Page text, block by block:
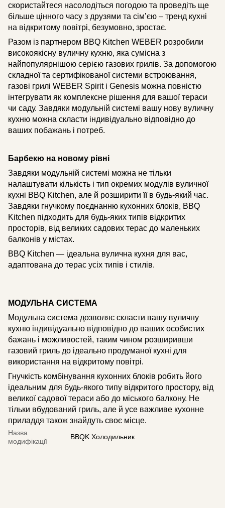
скористайтеся насолодіться погодою та проведіть ще
більше цінного часу з друзями та сім’єю – тренд кухні
на відкритому повітрі, безумовно, зростає.
Разом із партнером BBQ Kitchen WEBER розробили
високоякісну вуличну кухню, яка сумісна з
найпопулярнішою серією газових грилів. За допомогою
складної та сертифікованої системи встроювання,
газові грилі WEBER Spirit і Genesis можна повністю
інтегрувати як комплексне рішення для вашої тераси
чи саду. Завдяки модульній системі вашу нову вуличну
кухню можна скласти індивідуально відповідно до
ваших побажань і потреб.
Барбекю на новому рівні
Завдяки модульній системі можна не тільки
налаштувати кількість і тип окремих модулів вуличної
кухні BBQ Kitchen, але й розширити її в будь-який час.
Завдяки гнучкому поєднанню кухонних блоків, BBQ
Kitchen підходить для будь-яких типів відкритих
просторів, від великих садових терас до маленьких
балконів у містах.
BBQ Kitchen — ідеальна вулична кухня для вас,
адаптована до терас усіх типів і стилів.
МОДУЛЬНА СИСТЕМА
Модульна система дозволяє скласти вашу вуличну
кухню індивідуально відповідно до ваших особистих
бажань і можливостей, таким чином розширивши
газовий гриль до ідеально продуманої кухні для
використання на відкритому повітрі.
Гнучкість комбінування кухонних блоків робить його
ідеальним для будь-якого типу відкритого простору, від
великої садової тераси або до міського балкону. Не
тільки вбудований гриль, але й усе важливе кухонне
приладдя також знайдуть своє місце.
Назва
модифікації
BBQK Холодильник